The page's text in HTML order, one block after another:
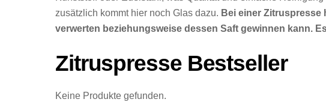
zusätzlich kommt hier noch Glas dazu. Bei einer Zitruspresse
verwerten beziehungsweise dessen Saft gewinnen kann.
Zitruspresse Bestseller
Keine Produkte gefunden.